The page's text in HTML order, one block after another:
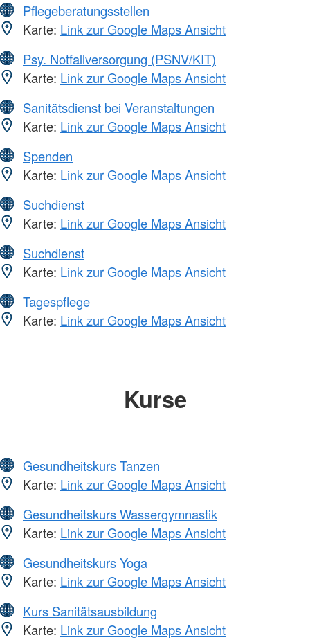
Pflegeberatungsstellen
Karte: Link zur Google Maps Ansicht
Psy. Notfallversorgung (PSNV/KIT)
Karte: Link zur Google Maps Ansicht
Sanitätsdienst bei Veranstaltungen
Karte: Link zur Google Maps Ansicht
Spenden
Karte: Link zur Google Maps Ansicht
Suchdienst
Karte: Link zur Google Maps Ansicht
Suchdienst
Karte: Link zur Google Maps Ansicht
Tagespflege
Karte: Link zur Google Maps Ansicht
Kurse
Gesundheitskurs Tanzen
Karte: Link zur Google Maps Ansicht
Gesundheitskurs Wassergymnastik
Karte: Link zur Google Maps Ansicht
Gesundheitskurs Yoga
Karte: Link zur Google Maps Ansicht
Kurs Sanitätsausbildung
Karte: Link zur Google Maps Ansicht